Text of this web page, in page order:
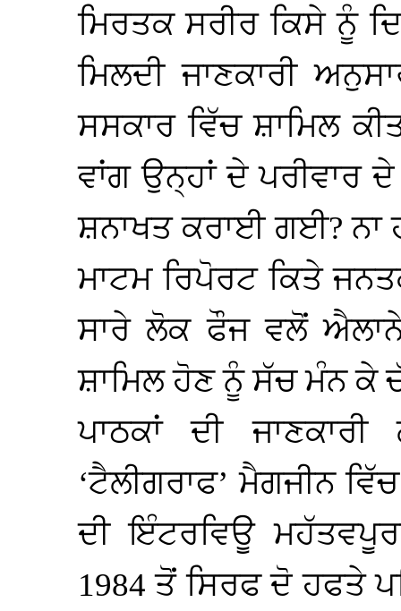
ਮਿਰਤਕ ਸਰੀਰ ਕਿਸੇ ਨੂੰ
ਮਿਲਦੀ ਜਾਣਕਾਰੀ
ਸਸਕਾਰ ਵਿੱਚ ਸ਼ਾਮਿਲ
ਵਾਂਗ ਉਨ੍ਹਾਂ ਦੇ ਪਰੀਵਾਰ
ਸ਼ਨਾਖਤ ਕਰਾਈ ਗਈ? ਨਾ
ਮਾਟਮ ਰਿਪੋਰਟ ਕਿਤੇ
ਸਾਰੇ ਲੋਕ ਫੌਜ ਵਲੋਂ ਐਲਾਨੇ
ਸ਼ਾਮਿਲ ਹੋਣ ਨੂੰ ਸੱਚ ਮੰਨ ਕੇ
ਪਾਠਕਾਂ ਦੀ
‘ਟੈਲੀਗਰਾਫ’ ਮੈਗਜੀਨ
ਦੀ ਇੰਟਰਵਿਊ
1984 ਤੋਂ ਸਿਰਫ ਦੋ ਹਫਤੇ